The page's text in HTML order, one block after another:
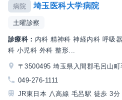
病院 埼玉医科大学病院
土曜診察
診療科： 内科 精神科 神経内科 呼吸
科 小児科 外科 整形...
〒3500495 埼玉県入間郡毛呂山
049-276-1111
JR東日本 八高線 毛呂駅 徒歩 3